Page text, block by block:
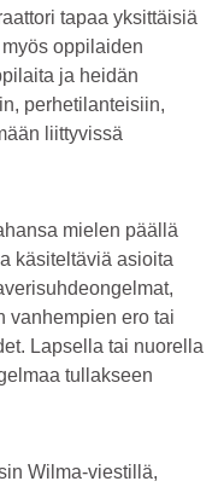
tapaa yksittäisiä
oppilaiden
ja heidän
perhetilanteisiin,
liittyvissä
mielen päällä
käsiteltäviä asioita
vanhempien ero tai
Lapsella tai nuorella
tullakseen
Wilma-viestillä,